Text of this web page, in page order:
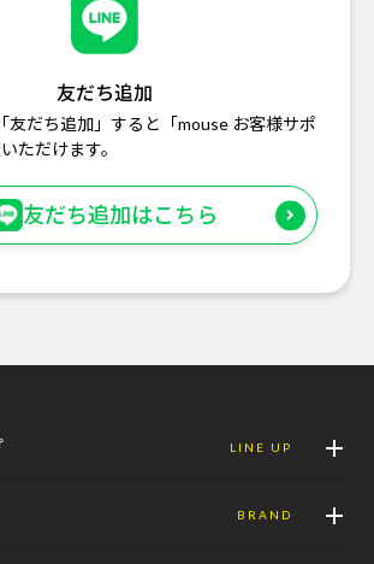
友だち追加
友だち追加」すると「mouse お客様サポ
ただけます。
友だち追加はこちら
LINE UP
BRAND